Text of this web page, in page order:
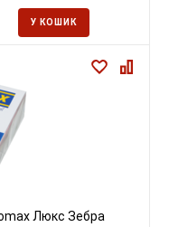
У КОШИК
Люкс Зебра